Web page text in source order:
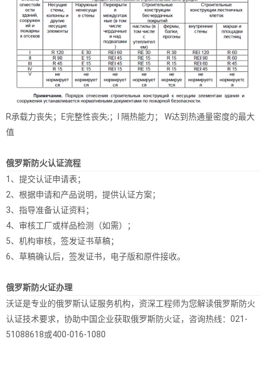
R承载力丧失；Е完整性丧失;；I 隔热能力； W达到热通量密度的最大
值
俄罗斯防火认证流程
1、提交认证申请表；
2、根据申请和产品说明，提供认证方案；
3、指导准备认证资料；
4、审核工厂或样品检测（如需）；
5、机构审核，签发证书草稿；
6、草稿确认后，签发证书，电子版和原件接收。
俄罗斯防火证办理
沃证是专业的俄罗斯认证服务机构，资深工程师为您解读俄罗斯防火
认证技术要求，协助中国企业获取俄罗斯防火证，咨询热线：021-
51088618或400-016-1080